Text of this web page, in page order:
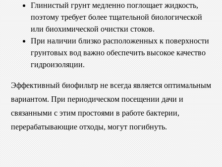
Глинистый грунт медленно поглощает жидкость,
поэтому требует более тщательной биологической
или биохимической очистки стоков.
При наличии близко расположенных к поверхности
грунтовых вод важно обеспечить высокое качество
гидроизоляции.
Эффективный биофильтр не всегда является оптимальным
вариантом. При периодическом посещении дачи и
связанными с этим простоями в работе бактерии,
перерабатывающие отходы, могут погибнуть.